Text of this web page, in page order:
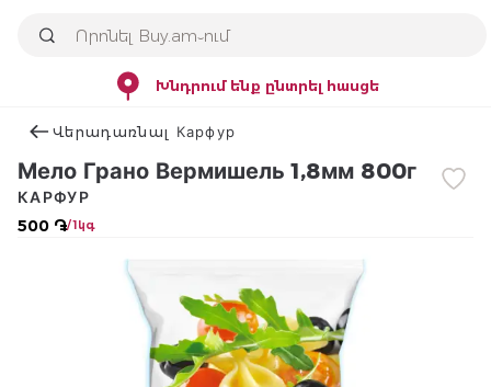
Խնդրում ենք ընտրել հասցե
Վերադառնալ Карфур
Мело Грано Вермишель 1,8мм 800г
500 ֏/ 1կգ
КАРФУР